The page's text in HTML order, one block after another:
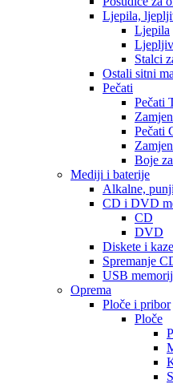
Ljepila,
Ljepila
Stalci
Ostali sitni
Pečati
Pečati
Pečati
Boje
Mediji i baterije
Alkalne,
CD i DVD
CD
DVD
Diskete i
Spremanje
USB
Oprema
Ploče i pribor
Ploče